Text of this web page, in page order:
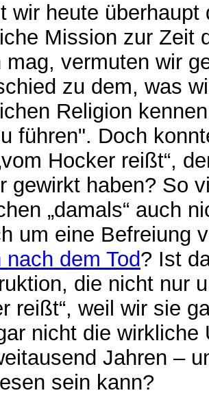
wir heute
Mission zur Zeit
mag, vermuten wir
zu dem, was
Religion
führen". Doch
Hocker reißt“,
gewirkt haben? So
„damals“ auch
um eine Befreiung
nach dem Tod? Ist
die nicht nur
reißt“, weil wir sie
nicht die
Jahren –
sein kann?